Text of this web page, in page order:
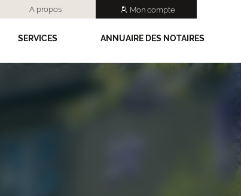
A propos Mon compte
SERVICES ANNUAIRE DES NOTAIRES